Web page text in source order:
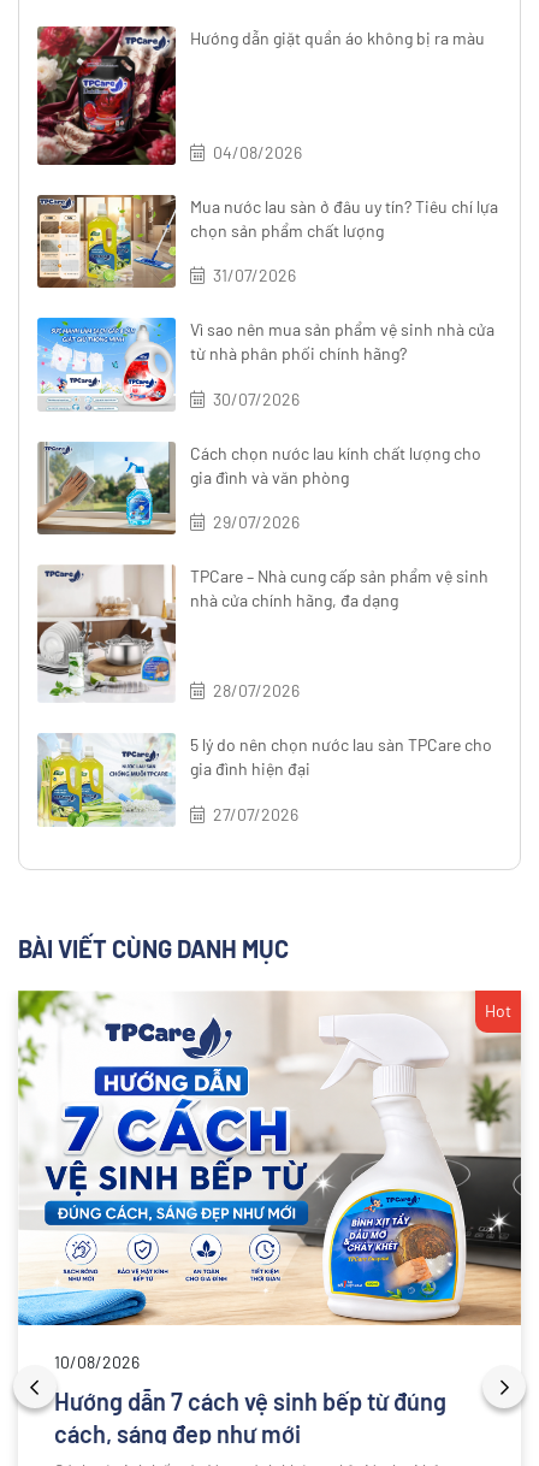
Hướng dẫn giặt quần áo không bị ra màu
04/08/2026
Mua nước lau sàn ở đâu uy tín? Tiêu chí lựa
chọn sản phẩm chất lượng
31/07/2026
Vì sao nên mua sản phẩm vệ sinh nhà cửa
từ nhà phân phối chính hãng?
30/07/2026
Cách chọn nước lau kính chất lượng cho
gia đình và văn phòng
29/07/2026
TPCare – Nhà cung cấp sản phẩm vệ sinh
nhà cửa chính hãng, đa dạng
28/07/2026
5 lý do nên chọn nước lau sàn TPCare cho
gia đình hiện đại
27/07/2026
BÀI VIẾT CÙNG DANH MỤC
Hot
10/08/2026
Hướng dẫn 7 cách vệ sinh bếp từ đúng
cách, sáng đẹp như mới